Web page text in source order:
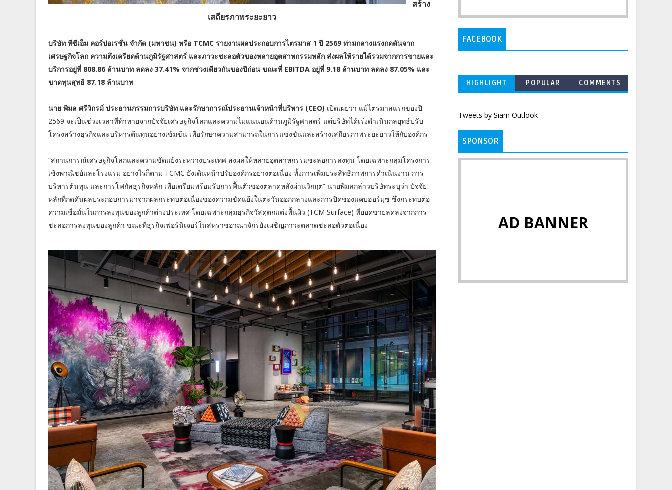
สร้าง
เสถียรภาพระยะยาว
บริษัท ทีซีเอ็ม คอร์ปอเรชั่น จำกัด (มหาชน) หรือ TCMC รายงานผลประกอบการไตรมาส 1 ปี 2569 ท่ามกลางแรงกดดันจาก
เศรษฐกิจโลก ความตึงเครียดด้านภูมิรัฐศาสตร์ และภาวะชะลอตัวของหลายอุตสาหกรรมหลัก ส่งผลให้รายได้รวมจากการขายและ
บริการอยู่ที่ 808.86 ล้านบาท ลดลง 37.41% จากช่วงเดียวกันของปีก่อน ขณะที่ EBITDA อยู่ที่ 9.18 ล้านบาท ลดลง 87.05% และ
ขาดทุนสุทธิ 87.18 ล้านบาท
นาย พิมล ศรีวิกรม์ ประธานกรรมการบริษัท และรักษาการณ์ประธานเจ้าหน้าที่บริหาร (CEO) เปิดเผยว่า แม้ไตรมาสแรกของปี
2569 จะเป็นช่วงเวลาที่ท้าทายจากปัจจัยเศรษฐกิจโลกและความไม่แน่นอนด้านภูมิรัฐศาสตร์ แต่บริษัทได้เร่งดำเนินกลยุทธ์ปรับ
โครงสร้างธุรกิจและบริหารต้นทุนอย่างเข้มข้น เพื่อรักษาความสามารถในการแข่งขันและสร้างเสถียรภาพระยะยาวให้กับองค์กร
“สถานการณ์เศรษฐกิจโลกและความขัดแย้งระหว่างประเทศ ส่งผลให้หลายอุตสาหกรรมชะลอการลงทุน โดยเฉพาะกลุ่มโครงการ
เชิงพาณิชย์และโรงแรม อย่างไรก็ตาม TCMC ยังเดินหน้าปรับองค์กรอย่างต่อเนื่อง ทั้งการเพิ่มประสิทธิภาพการดำเนินงาน การ
บริหารต้นทุน และการโฟกัสธุรกิจหลัก เพื่อเตรียมพร้อมรับการฟื้นตัวของตลาดหลังผ่านวิกฤต” นายพิมลกล่าวบริษัทระบุว่า ปัจจัย
หลักที่กดดันผลประกอบการมาจากผลกระทบต่อเนื่องของความขัดแย้งในตะวันออกกลางและการปิดช่องแคบฮอร์มุซ ซึ่งกระทบต่อ
ความเชื่อมั่นในการลงทุนของลูกค้าต่างประเทศ โดยเฉพาะกลุ่มธุรกิจวัสดุตกแต่งพื้นผิว (TCM Surface) ที่ยอดขายลดลงจากการ
ชะลอการลงทุนของลูกค้า ขณะที่ธุรกิจเฟอร์นิเจอร์ในสหราชอาณาจักรยังเผชิญภาวะตลาดชะลอตัวต่อเนื่อง
FACEBOOK
HIGHLIGHT POPULAR COMMENTS
Tweets by Siam Outlook
SPONSOR
AD BANNER